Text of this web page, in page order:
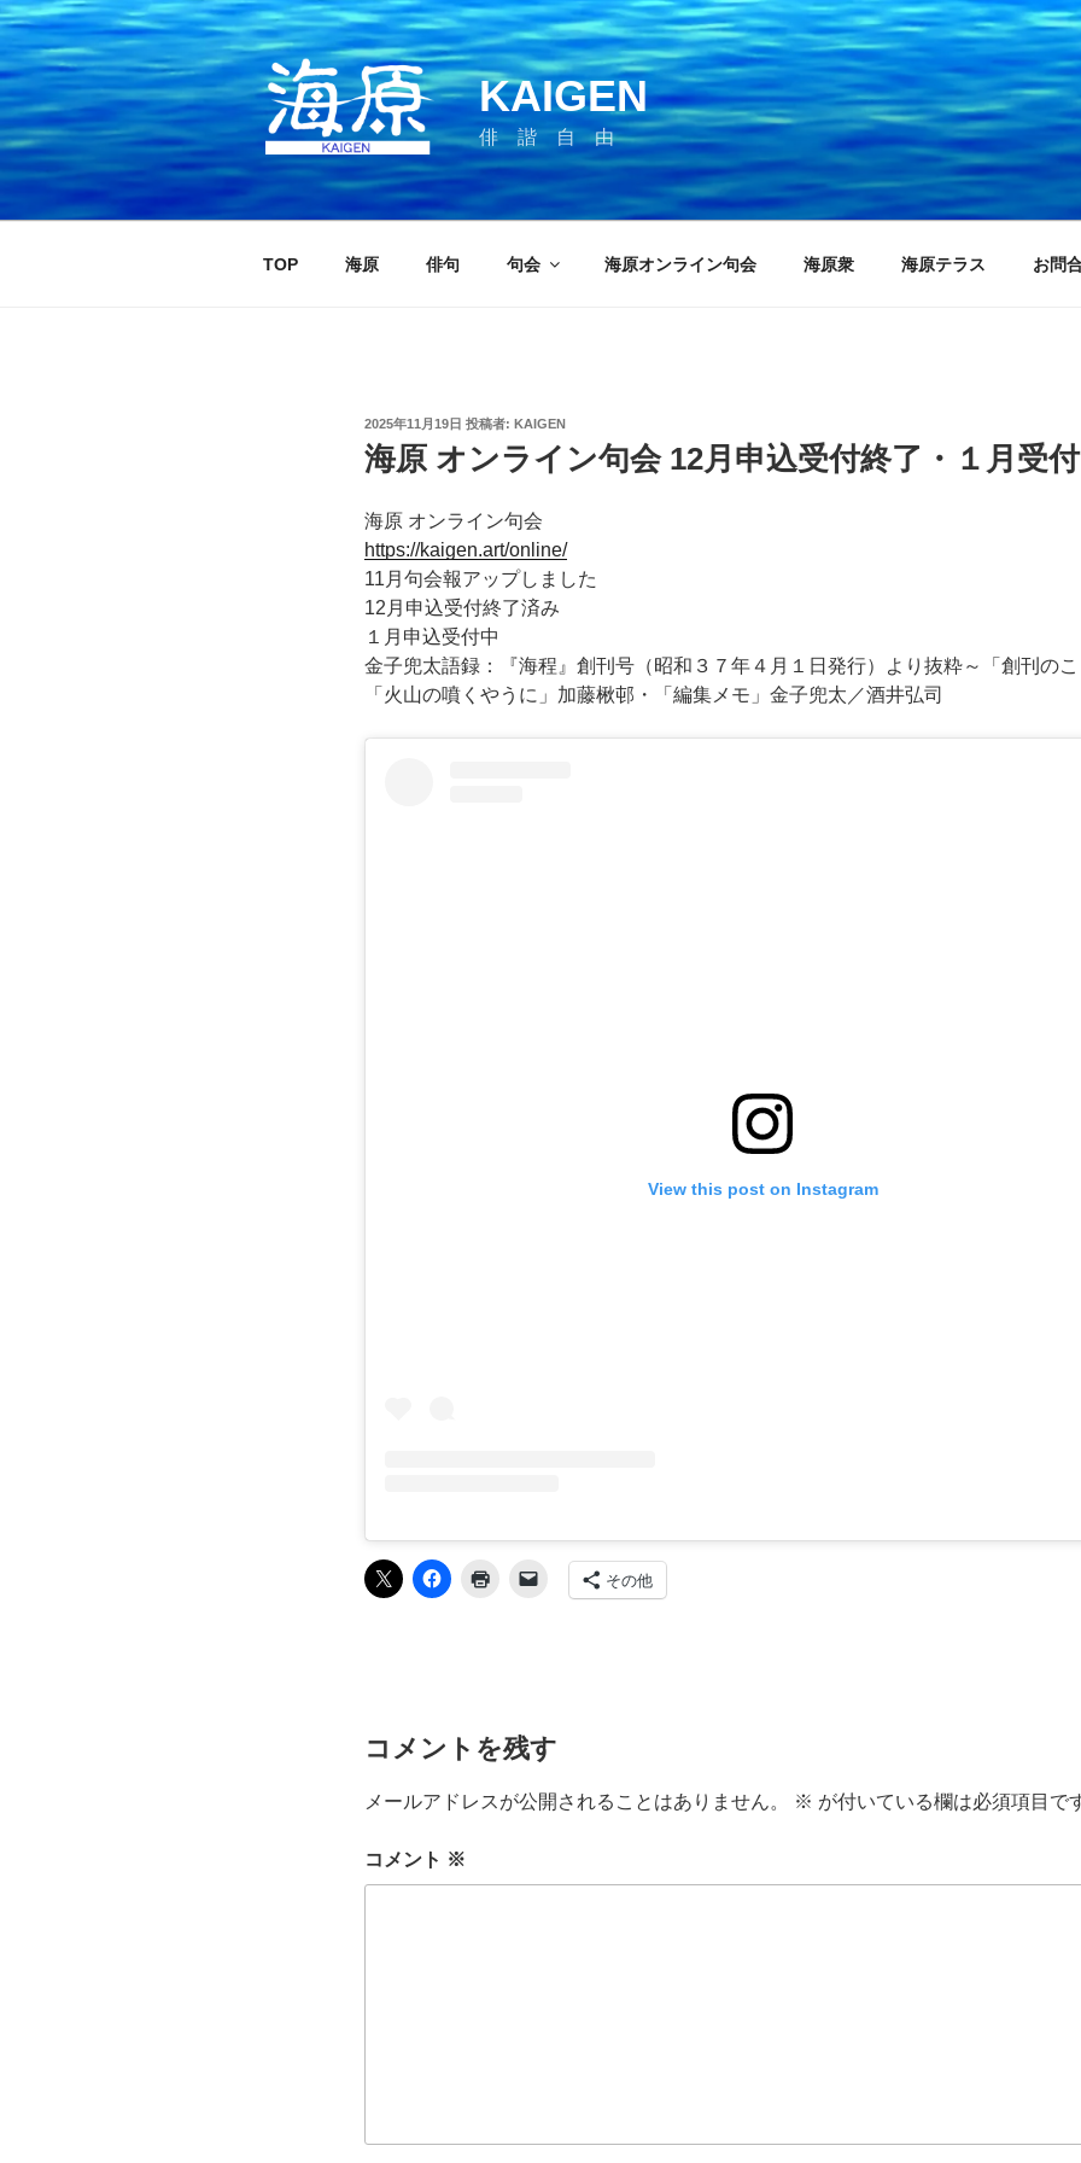
コ
ン
テ
ン
ツ
ス
キ
KAIGEN
俳 諧 自 由
TOP 海原 俳句 句会 海原オンライン句会 海原衆 海原テラス お問
投
稿
日:
2025年11月19日 投稿者: KAIGEN
海原 オンライン句会 12月申込受付終了・１月受
海原 オンライン句会
https://kaigen.art/online/
11月句会報アップしました
12月申込受付終了済み
１月申込受付中
金子兜太語録：『海程』創刊号（昭和３７年４月１日発行）より抜粋～「創刊の
「火山の噴くやうに」加藤楸邨・「編集メモ」金子兜太／酒井弘司
View this post on Instagram
その他
コメントを残す
メールアドレスが公開されることはありません。 ※ が付いている欄は必須項目で
コメント ※